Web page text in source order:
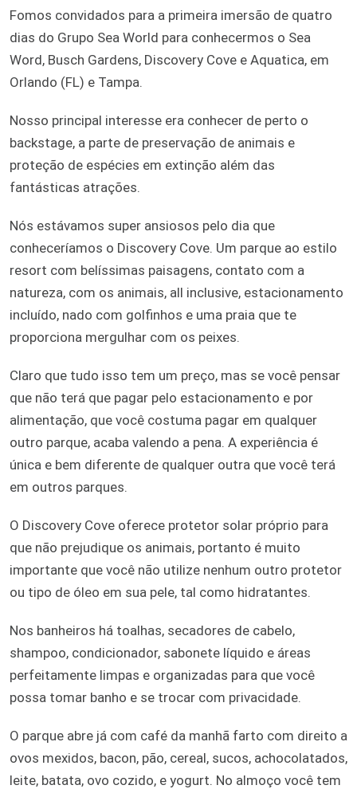
Fomos convidados para a primeira imersão de quatro
dias do Grupo Sea World para conhecermos o Sea
Word, Busch Gardens, Discovery Cove e Aquatica, em
Orlando (FL) e Tampa.
Nosso principal interesse era conhecer de perto o
backstage, a parte de preservação de animais e
proteção de espécies em extinção além das
fantásticas atrações.
Nós estávamos super ansiosos pelo dia que
conheceríamos o Discovery Cove. Um parque ao estilo
resort com belíssimas paisagens, contato com a
natureza, com os animais, all inclusive, estacionamento
incluído, nado com golfinhos e uma praia que te
proporciona mergulhar com os peixes.
Claro que tudo isso tem um preço, mas se você pensar
que não terá que pagar pelo estacionamento e por
alimentação, que você costuma pagar em qualquer
outro parque, acaba valendo a pena. A experiência é
única e bem diferente de qualquer outra que você terá
em outros parques.
O Discovery Cove oferece protetor solar próprio para
que não prejudique os animais, portanto é muito
importante que você não utilize nenhum outro protetor
ou tipo de óleo em sua pele, tal como hidratantes.
Nos banheiros há toalhas, secadores de cabelo,
shampoo, condicionador, sabonete líquido e áreas
perfeitamente limpas e organizadas para que você
possa tomar banho e se trocar com privacidade.
O parque abre já com café da manhã farto com direito a
ovos mexidos, bacon, pão, cereal, sucos, achocolatados,
leite, batata, ovo cozido, e yogurt. No almoço você tem